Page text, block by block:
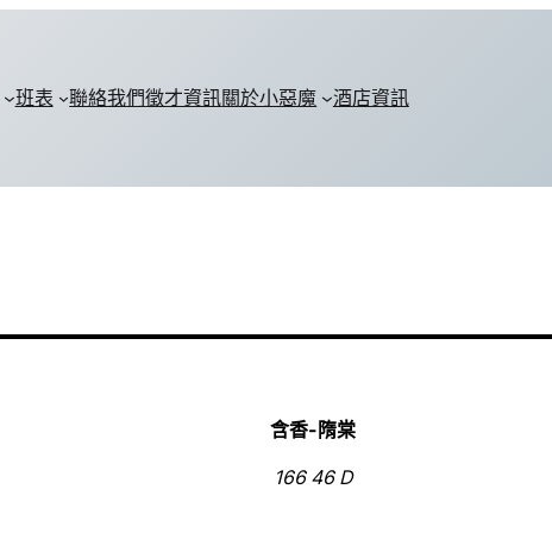
班表 聯絡我們徵才資訊關於小惡魔 酒店資訊
含香-隋棠
166 46 D